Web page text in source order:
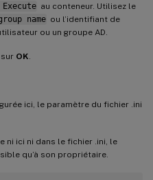
Execute au conteneur. Utilisez le
name ou l’identifiant de
ou un groupe AD.
sur OK
ici, le paramètre du fichier .ini
ni ici ni dans le fichier .ini, le
qu’à son propriétaire.